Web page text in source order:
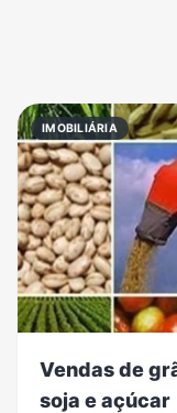
Notícias
Receitas
IMOBILIÁRIA
Vendas de
soja e açúcar